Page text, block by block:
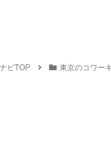
ビTOP 東京のコワー